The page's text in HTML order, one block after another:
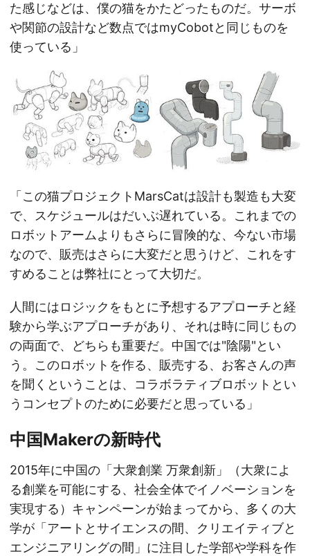
た感じなどは、僕の猫をかたどったものだ。サーボ
や関節の設計など数点ではmyCobotと同じものを
使っている」
「この猫プロジェクトMarsCatは設計も製造も大変
で、スケジュールはだいぶ遅れている。これまでの
ロボットアームよりもさらに冒険的な、今ない市場
なので、販売はさらに大変だと思うけど、これをす
すめることは弊社にとって大切だ。
人間にはロジックをもとに予想するアプローチと経
験から学ぶアプローチがあり、それは時に同じもの
の両面で、どちらも重要だ。中国では"陰陽"とい
う。このロボットを作る、販売する、お客さんの声
を聞くということは、コラボラティブロボットとい
うコンセプトのために必要だと思っている」
中国Makerの新時代
2015年に中国の「大衆創業 万衆創新」（大衆によ
る創業を可能にする、社会全体でイノベーションを
実現する）キャンペーンが始まってから、多くの大
学が「アートとサイエンスの間、クリエイティブと
エンジニアリングの間」に注目した学部や学科を作